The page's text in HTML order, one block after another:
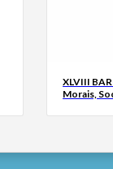
XLVIII
Morais,